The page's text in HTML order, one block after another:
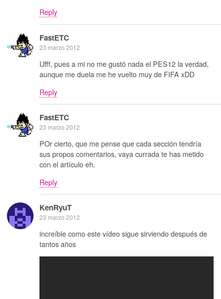
Reply
FastETC
23 marzo 2012
Ufff, pues a mi no me gustó nada el PES12 la verdad,
aunque me duela me he vuelto muy de FIFA xDD
Reply
FastETC
23 marzo 2012
POr cierto, que me pense que cada sección tendría
sus propos comentarios, vaya currada te has metido
con el artículo eh.
Reply
KenRyuT
23 marzo 2012
increíble como este vídeo sigue sirviendo después de
tantos años